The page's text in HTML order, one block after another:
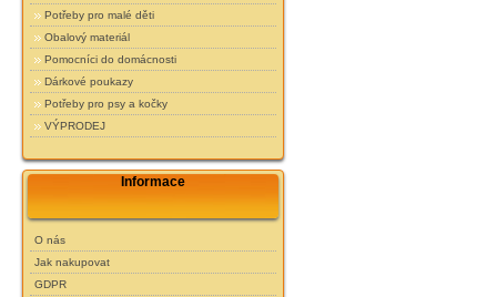
Potřeby pro malé děti
Obalový materiál
Pomocníci do domácnosti
Dárkové poukazy
Potřeby pro psy a kočky
VÝPRODEJ
Informace
O nás
Jak nakupovat
GDPR